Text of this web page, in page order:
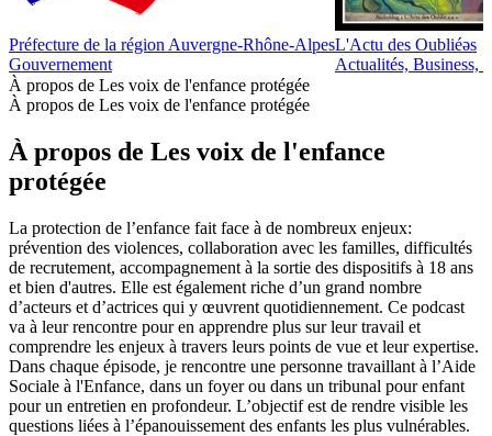
Préfecture de la région Auvergne-Rhône-Alpes
Gouvernement
L'Actu des Oubliéǝs
Actualités, Business,
À propos de Les voix de l'enfance protégée
À propos de Les voix de l'enfance protégée
À propos de Les voix de l'enfance
protégée
La protection de l’enfance fait face à de nombreux enjeux:
prévention des violences, collaboration avec les familles, difficultés
de recrutement, accompagnement à la sortie des dispositifs à 18 ans
et bien d'autres. Elle est également riche d’un grand nombre
d’acteurs et d’actrices qui y œuvrent quotidiennement. Ce podcast
va à leur rencontre pour en apprendre plus sur leur travail et
comprendre les enjeux à travers leurs points de vue et leur expertise.
Dans chaque épisode, je rencontre une personne travaillant à l’Aide
Sociale à l'Enfance, dans un foyer ou dans un tribunal pour enfant
pour un entretien en profondeur. L’objectif est de rendre visible les
questions liées à l’épanouissement des enfants les plus vulnérables.